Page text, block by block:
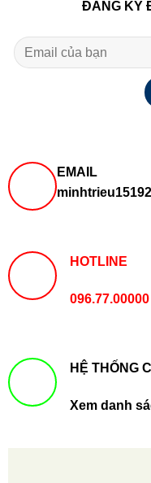
ĐĂNG KÝ
EMAIL
HOTLINE
096.77.00000
HỆ THỐNG
Xem danh